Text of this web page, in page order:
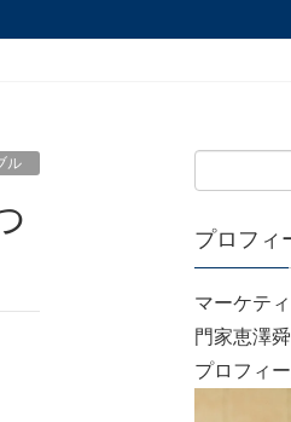
ル
プロフィ
マーケテ
門家恵澤
プロフィ